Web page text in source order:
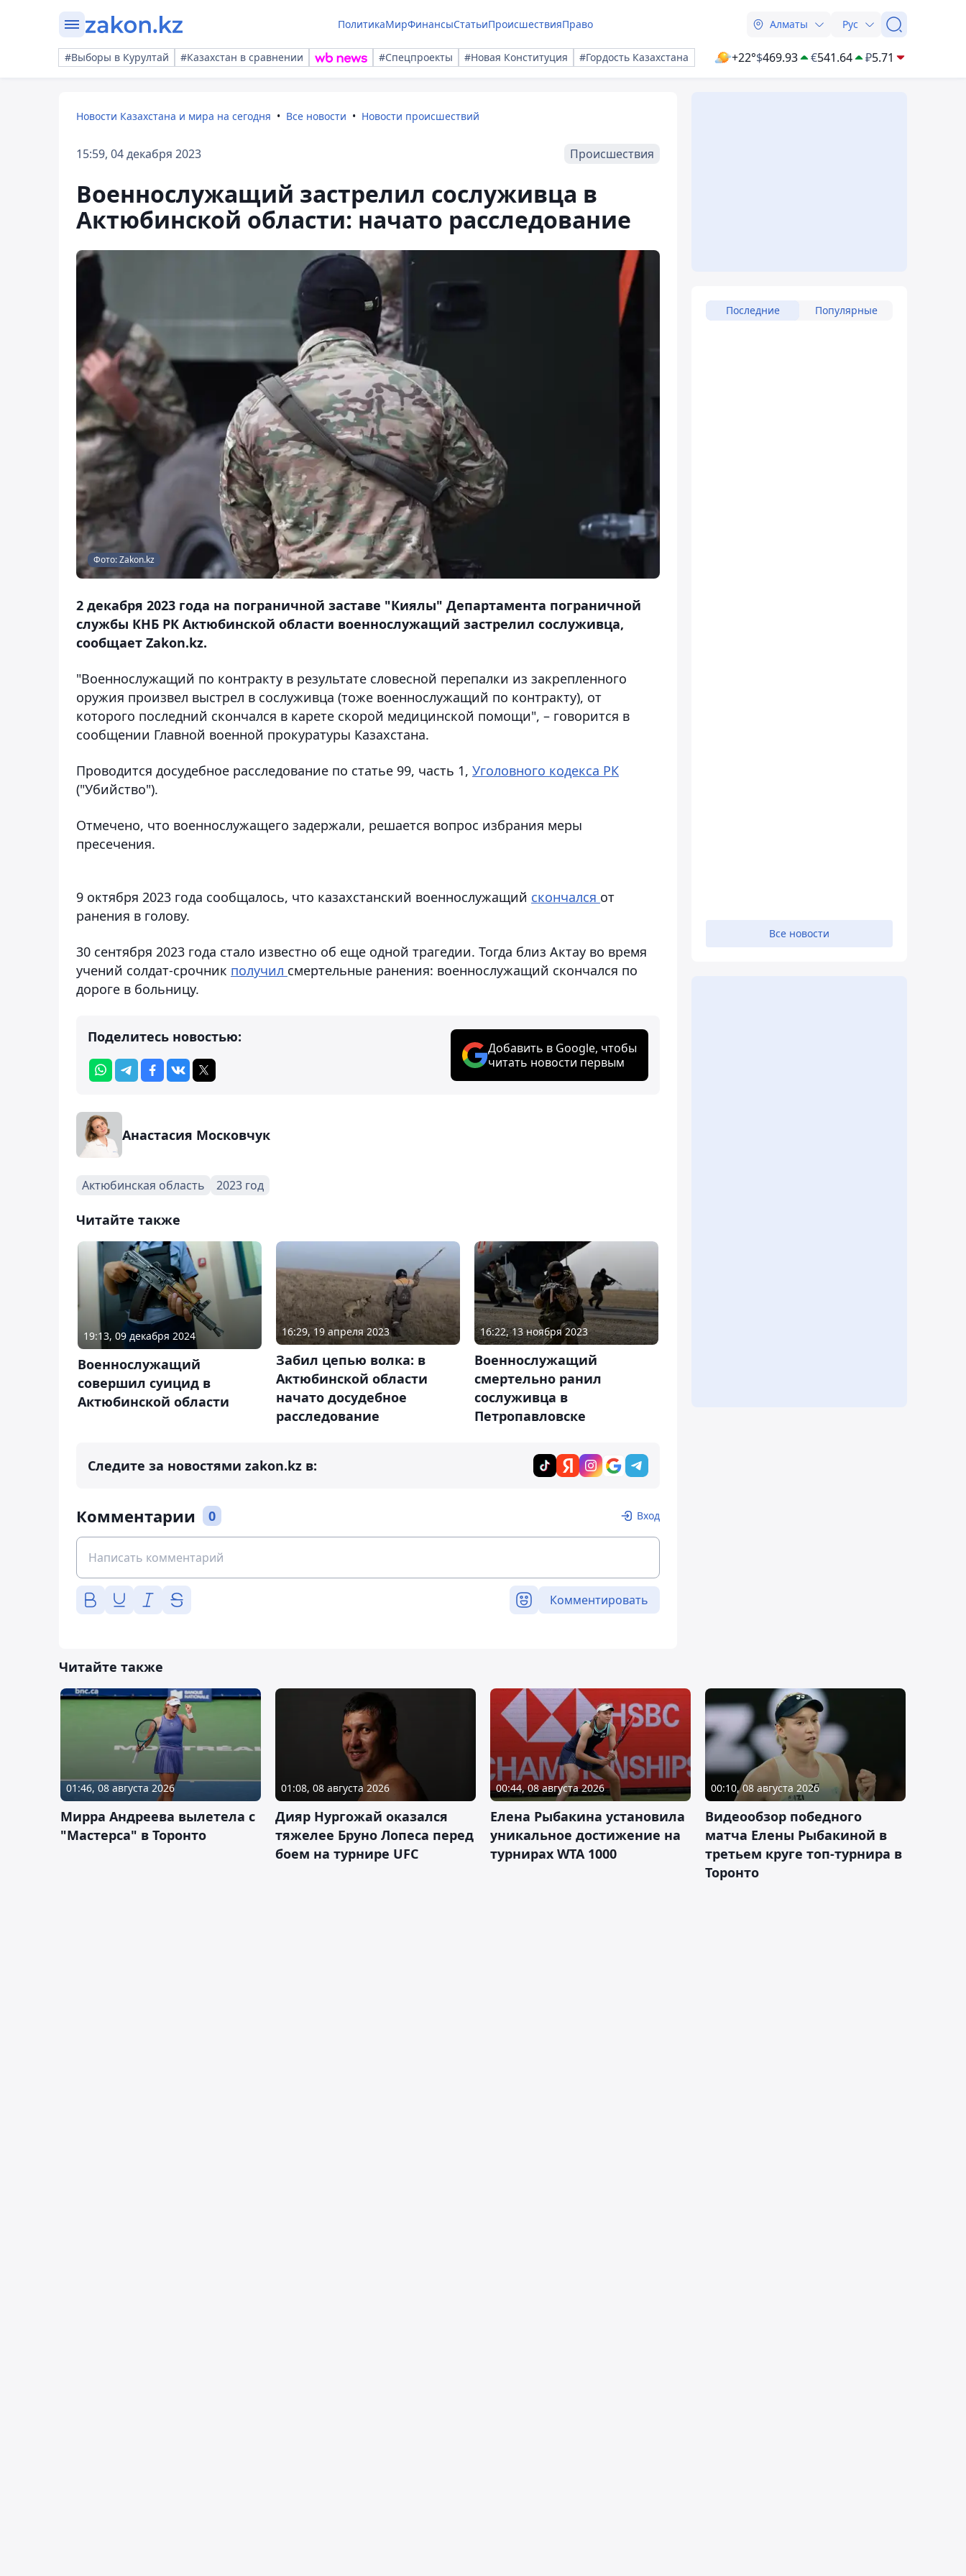
ПолитикаМирФинансыСтатьиПроисшествияПраво Алматы Рус
#Выборы в Курултай #Казахстан в сравнении #Спецпроекты #Новая Конституция #Гордость Казахстана +22°$469.93 €541.64 ₽5.71
Новости Казахстана и мира на сегодня Все новости Новости происшествий
15:59, 04 декабря 2023 Происшествия
Военнослужащий застрелил сослуживца в
Актюбинской области: начато расследование
Фото: Zakon.kz
2 декабря 2023 года на пограничной заставе "Киялы" Департамента пограничной
службы КНБ РК Актюбинской области военнослужащий застрелил сослуживца,
сообщает Zakon.kz.
"Военнослужащий по контракту в результате словесной перепалки из закрепленного
оружия произвел выстрел в сослуживца (тоже военнослужащий по контракту), от
которого последний скончался в карете скорой медицинской помощи", – говорится в
сообщении Главной военной прокуратуры Казахстана.
Проводится досудебное расследование по статье 99, часть 1, Уголовного кодекса РК
("Убийство").
Отмечено, что военнослужащего задержали, решается вопрос избрания меры
пресечения.
9 октября 2023 года сообщалось, что казахстанский военнослужащий скончался от
ранения в голову.
30 сентября 2023 года стало известно об еще одной трагедии. Тогда близ Актау во время
учений солдат-срочник получил смертельные ранения: военнослужащий скончался по
дороге в больницу.
Поделитесь новостью:
Добавить в Google, чтобы
читать новости первым
Анастасия Московчук
Актюбинская область 2023 год
Читайте также
19:13, 09 декабря 2024
Военнослужащий
совершил суицид в
Актюбинской области
16:29, 19 апреля 2023
Забил цепью волка: в
Актюбинской области
начато досудебное
расследование
16:22, 13 ноября 2023
Военнослужащий
смертельно ранил
сослуживца в
Петропавловске
Следите за новостями zakon.kz в:
Комментарии 0 Вход
Комментировать
Последние Популярные
Все новости
Читайте также
01:46, 08 августа 2026
Мирра Андреева вылетела с
"Мастерса" в Торонто
01:08, 08 августа 2026
Дияр Нургожай оказался
тяжелее Бруно Лопеса перед
боем на турнире UFC
00:44, 08 августа 2026
Елена Рыбакина установила
уникальное достижение на
турнирах WTA 1000
00:10, 08 августа 2026
Видеообзор победного
матча Елены Рыбакиной в
третьем круге топ-турнира в
Торонто